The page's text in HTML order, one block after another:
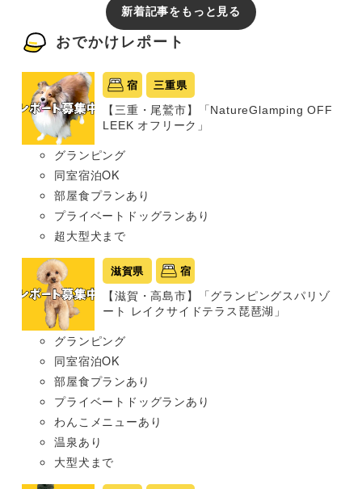
新着記事をもっと見る
おでかけレポート
宿 三重県
【三重・尾鷲市】「NatureGlamping OFF
LEEK オフリーク」
グランピング
同室宿泊OK
部屋食プランあり
プライベートドッグランあり
超大型犬まで
滋賀県 宿
【滋賀・高島市】「グランピングスパリゾ
ート レイクサイドテラス琵琶湖」
グランピング
同室宿泊OK
部屋食プランあり
プライベートドッグランあり
わんこメニューあり
温泉あり
大型犬まで